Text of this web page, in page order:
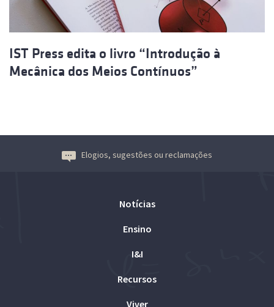
IST Press edita o livro “Introdução à
Mecânica dos Meios Contínuos”
Elogios, sugestões ou reclamações
Notícias
Ensino
I&I
Recursos
Viver